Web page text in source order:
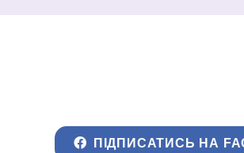
ПІДПИСАТИСЬ НА